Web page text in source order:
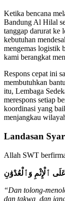
Ketika bencana
Bandung Al Hilal
tanggap darurat ke
kebutuhan
mengemas logistik
kami berangkat
Respons cepat ini
membutuhkan
itu, Lembaga
merespons setiap
koordinasi yang
menjangkau
Landasan
Allah SWT
ٱلْإِثْمِ وَٱلْعُدْوَٰنِ
“Dan tolong-
dan takwa, dan